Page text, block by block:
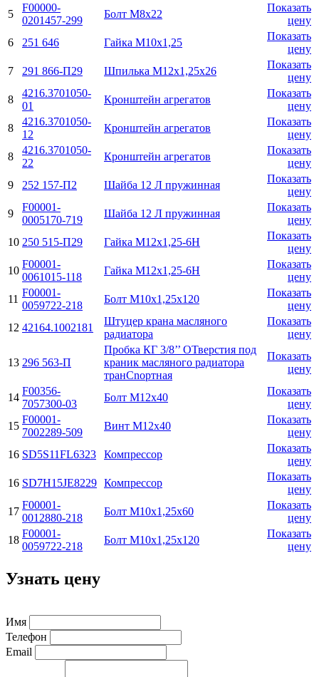
5
F00000-
0201457-299
Болт М8х22
Показать
цену
6
251 646 Гайка М10х1,25
Показать
цену
7
291 866-П29 Шпилька М12х1,25х26
Показать
цену
8
4216.3701050-
01
Кронштейн агрегатов
Показать
цену
8
4216.3701050-
12
Кронштейн агрегатов
Показать
цену
8
4216.3701050-
22
Кронштейн агрегатов
Показать
цену
9
252 157-П2 Шайба 12 Л пружинная
Показать
цену
9
F00001-
0005170-719
Шайба 12 Л пружинная
Показать
цену
10 250 515-П29 Гайка М12х1,25-6H
Показать
цену
10
F00001-
0061015-118
Гайка М12х1,25-6H
Показать
цену
11
F00001-
0059722-218
Болт М10х1,25х120
Показать
цену
12 42164.1002181
Штуцер крана масляного
радиатора
Показать
цену
13 296 563-П
Пробка КГ 3/8’’ ОТверстия под
краник масляного радиатора
транCnортная
Показать
цену
14
F00356-
7057300-03
Болт М12х40
Показать
цену
15
F00001-
7002289-509
Винт М12x40
Показать
цену
16 SD5S11FL6323 Компрессор
Показать
цену
16 SD7H15JE8229 Компрессор
Показать
цену
17
F00001-
0012880-218
Болт М10х1,25х60
Показать
цену
18
F00001-
0059722-218
Болт М10х1,25х120
Показать
цену
Узнать цену
Имя
Телефон
Email